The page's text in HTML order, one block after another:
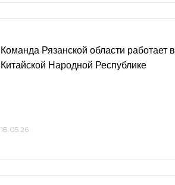
Команда Рязанской области работает в
Китайской Народной Республике
18.05.26